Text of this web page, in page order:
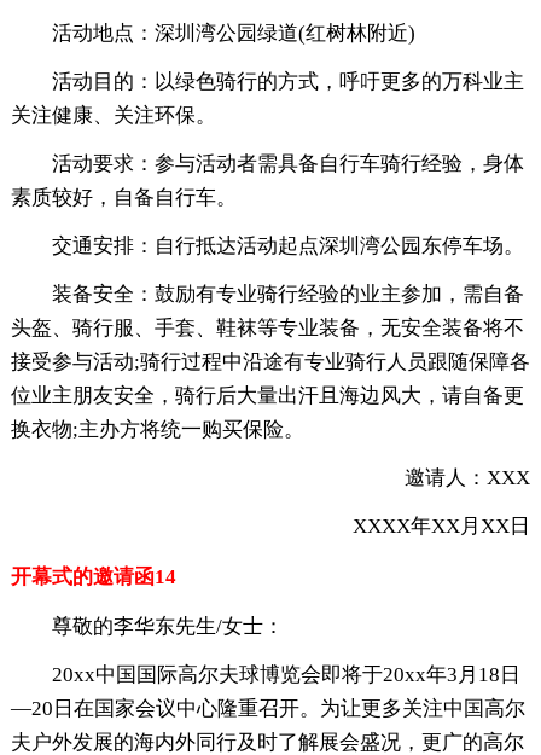
活动地点：深圳湾公园绿道(红树林附近)
活动目的：以绿色骑行的方式，呼吁更多的万科业主
关注健康、关注环保。
活动要求：参与活动者需具备自行车骑行经验，身体
素质较好，自备自行车。
交通安排：自行抵达活动起点深圳湾公园东停车场。
装备安全：鼓励有专业骑行经验的业主参加，需自备
头盔、骑行服、手套、鞋袜等专业装备，无安全装备将不
接受参与活动;骑行过程中沿途有专业骑行人员跟随保障各
位业主朋友安全，骑行后大量出汗且海边风大，请自备更
换衣物;主办方将统一购买保险。
邀请人：XXX
XXXX年XX月XX日
开幕式的邀请函14
尊敬的李华东先生/女士：
20xx中国国际高尔夫球博览会即将于20xx年3月18日
—20日在国家会议中心隆重召开。为让更多关注中国高尔
夫户外发展的海内外同行及时了解展会盛况，更广的高尔